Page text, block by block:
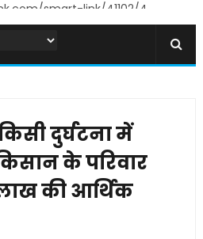
smart-link/41102/4
दुर्घटना में
के परिवार
की आर्थिक